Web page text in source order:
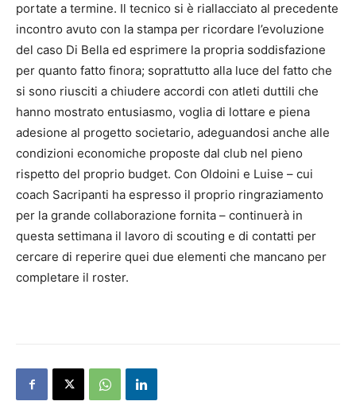
portate a termine. Il tecnico si è riallacciato al precedente
incontro avuto con la stampa per ricordare l’evoluzione
del caso Di Bella ed esprimere la propria soddisfazione
per quanto fatto finora; soprattutto alla luce del fatto che
si sono riusciti a chiudere accordi con atleti duttili che
hanno mostrato entusiasmo, voglia di lottare e piena
adesione al progetto societario, adeguandosi anche alle
condizioni economiche proposte dal club nel pieno
rispetto del proprio budget. Con Oldoini e Luise – cui
coach Sacripanti ha espresso il proprio ringraziamento
per la grande collaborazione fornita – continuerà in
questa settimana il lavoro di scouting e di contatti per
cercare di reperire quei due elementi che mancano per
completare il roster.